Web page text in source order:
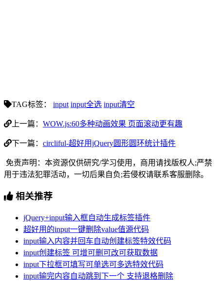
TAG标签： input input全选 input清空
上一篇： WOW.js:60多种动画效果 页面滚动更有趣
下一篇： circliful-超好用jQuery圆形圆环统计插件
免责声明：本资源仅供研究/学习使用，商用请找版权人;严禁
用于违法犯罪活动，一切后果自负;若侵权请联系客服删除。
相关推荐
jQuery+input输入框自动生成标签插件
超好用的input一键删除value值源代码
input输入内容并回车自动创建标签特效代码
input创建标签 可增可删可改可获取数据
input下拉框可填写可单选可多选特效代码
input输完内容自动跳到下一个 支持退格删除